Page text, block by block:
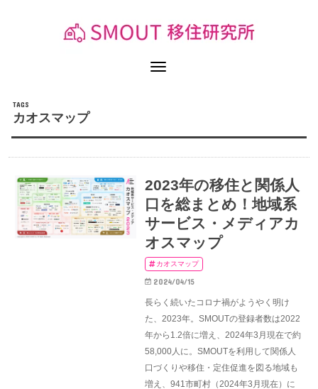
カオスマップ
2023年の移住と関係人
口を総まとめ！地域系
サービス・メディアカ
オスマップ
カオスマップ
2024/04/15
長らく続いたコロナ禍がようやく明け
た、2023年。SMOUTの登録者数は2022
年から1.2倍に増え、2024年3月現在で約
58,000人に。SMOUTを利用して関係人
口づくりや移住・定住促進を図る地域も
増え、941市町村（2024年3月現在）に